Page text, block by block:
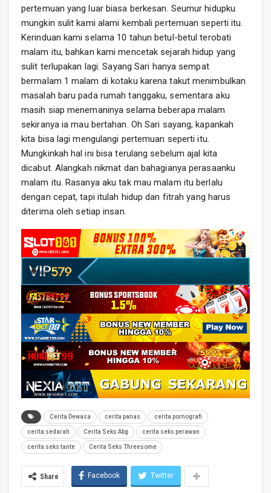
pertemuan yang luar biasa berkesan. Seumur hidupku
mungkin sulit kami alami kembali pertemuan seperti itu.
Kerinduan kami selama 10 tahun betul-betul terobati
malam itu, bahkan kami mencetak sejarah hidup yang
sulit terlupakan lagi. Sayang Sari hanya sempat
bermalam 1 malam di kotaku karena takut menimbulkan
masalah baru pada rumah tanggaku, sementara aku
masih siap menemaninya selama beberapa malam
sekiranya ia mau bertahan. Oh Sari sayang, kapankah
kita bisa lagi mengulangi pertemuan seperti itu.
Mungkinkah hal ini bisa terulang sebelum ajal kita
dicabut. Alangkah nikmat dan bahagianya perasaanku
malam itu. Rasanya aku tak mau malam itu berlalu
dengan cepat, tapi itulah hidup dan fitrah yang harus
diterima oleh setiap insan.
Cerita Dewasa cerita panas cerita pornografi
cerita sedarah Cerita Seks Abg cerita seks perawan
cerita seks tante Cerita Seks Threesome
Share Facebook Twitter